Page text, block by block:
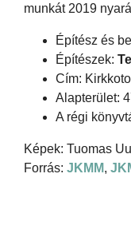
munkát 2019
Építész és
Építészek:
Cím:
Alapterület:
A régi
Képek: Tuomas
Forrás: JKMM,